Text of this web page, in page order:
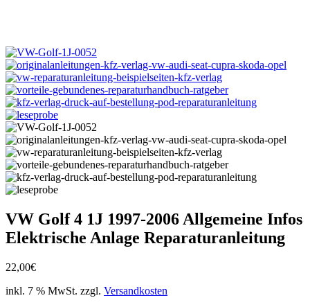
VW Golf 4 1J 1997-2006 Allgemeine Infos
Elektrische Anlage Reparaturanleitung
22,00€
inkl. 7 % MwSt. zzgl. Versandkosten